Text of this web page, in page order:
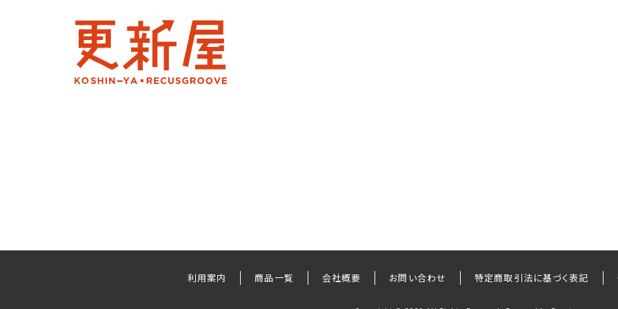
利用案内 商品一覧 会社概要 お問い合わせ 特定商取引法に基づく表記